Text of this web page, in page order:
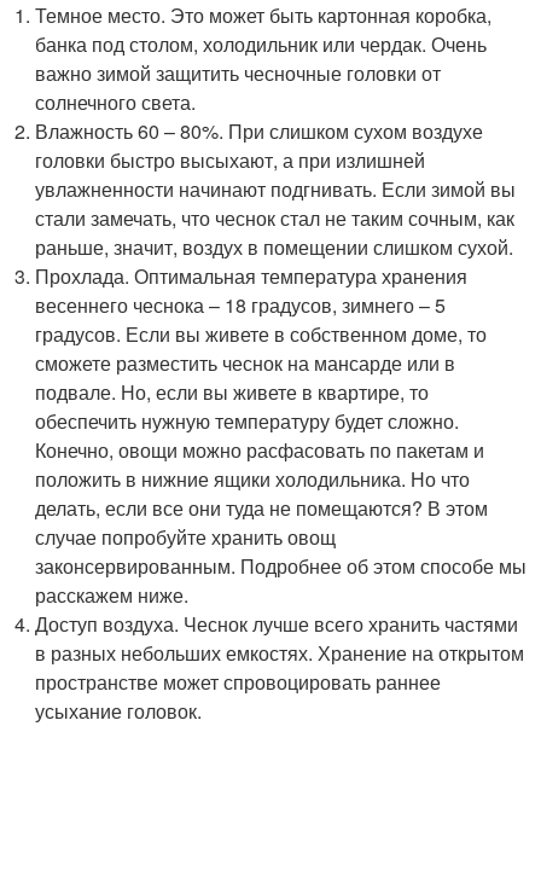
Темное место. Это может быть картонная коробка,
банка под столом, холодильник или чердак. Очень
важно зимой защитить чесночные головки от
солнечного света.
Влажность 60 – 80%. При слишком сухом воздухе
головки быстро высыхают, а при излишней
увлажненности начинают подгнивать. Если зимой вы
стали замечать, что чеснок стал не таким сочным, как
раньше, значит, воздух в помещении слишком сухой.
Прохлада. Оптимальная температура хранения
весеннего чеснока – 18 градусов, зимнего – 5
градусов. Если вы живете в собственном доме, то
сможете разместить чеснок на мансарде или в
подвале. Но, если вы живете в квартире, то
обеспечить нужную температуру будет сложно.
Конечно, овощи можно расфасовать по пакетам и
положить в нижние ящики холодильника. Но что
делать, если все они туда не помещаются? В этом
случае попробуйте хранить овощ
законсервированным. Подробнее об этом способе мы
расскажем ниже.
Доступ воздуха. Чеснок лучше всего хранить частями
в разных небольших емкостях. Хранение на открытом
пространстве может спровоцировать раннее
усыхание головок.